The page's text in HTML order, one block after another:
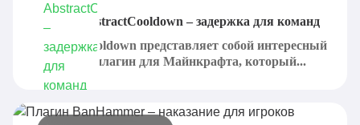
Плагин AbstractCooldown – задержка для команд
AbstractCooldown представляет собой интересный
и рабочий плагин для Майнкрафта, который...